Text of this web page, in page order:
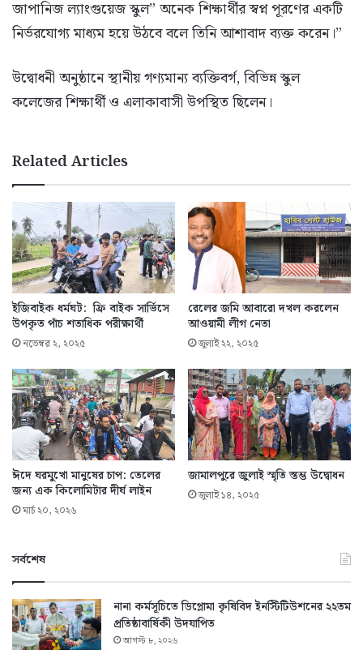
জাপানিজ ল্যাংগুয়েজ স্কুল” অনেক শিক্ষার্থীর স্বপ্ন পূরণের একটি
নির্ভরযোগ্য মাধ্যম হয়ে উঠবে বলে তিনি আশাবাদ ব্যক্ত করেন।”
উদ্বোধনী অনুষ্ঠানে স্থানীয় গণ্যমান্য ব্যক্তিবর্গ, বিভিন্ন স্কুল
কলেজের শিক্ষার্থী ও এলাকাবাসী উপস্থিত ছিলেন।
Related Articles
ইজিবাইক ধর্মঘট: ফ্রি বাইক সার্ভিসে
উপকৃত পাঁচ শতাধিক পরীক্ষার্থী
নভেম্বর ২, ২০২৫
রেলের জমি আবারো দখল করলেন
আওয়ামী লীগ নেতা
জুলাই ২২, ২০২৫
ঈদে ঘরমুখো মানুষের চাপ: তেলের
জন্য এক কিলোমিটার দীর্ঘ লাইন
মার্চ ২০, ২০২৬
জামালপুরে জুলাই স্মৃতি স্তম্ভ উদ্বোধন
জুলাই ১৪, ২০২৫
সর্বশেষ
নানা কর্মসূচিতে ডিপ্লোমা কৃষিবিদ ইনস্টিটিউশনের ২২তম
প্রতিষ্ঠাবার্ষিকী উদযাপিত
আগস্ট ৮, ২০২৬